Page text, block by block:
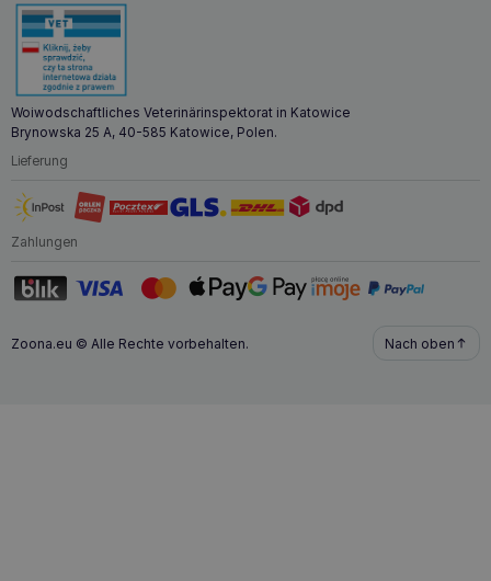
Woiwodschaftliches Veterinärinspektorat in Katowice
Brynowska 25 A, 40-585 Katowice, Polen.
Lieferung
Zahlungen
Zoona.eu © Alle Rechte vorbehalten. Nach oben